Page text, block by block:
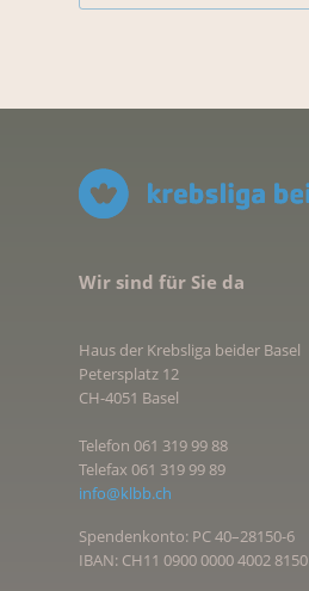
Wir sind für Sie da
Haus der Krebsliga beider Basel
Petersplatz 12
CH-4051 Basel
Telefon 061 319 99 88
Telefax 061 319 99 89
info@klbb.ch
Spendenkonto: PC 40–28150-6
IBAN: CH11 0900 0000 4002